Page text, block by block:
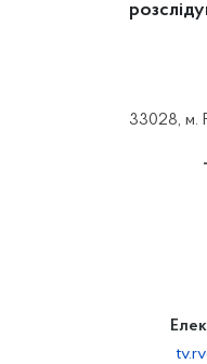
33028, м.